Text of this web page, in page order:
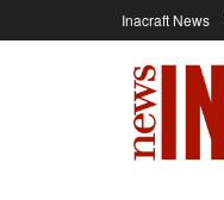
Inacraft News